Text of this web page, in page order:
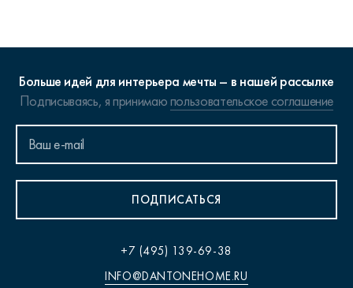
Больше идей для интерьера мечты – в нашей рассылке
Подписываясь, я принимаюпользовательское соглашение
ПОДПИСАТЬСЯ
+7 (495) 139-69-38
INFO@DANTONEHOME.RU